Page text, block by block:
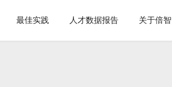
最佳实践 人才数据报告 关于倍智